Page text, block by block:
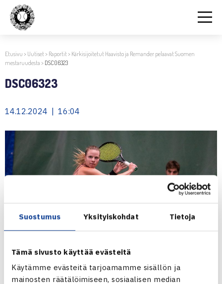
Suostumus Yksityiskohdat Tietoja
Tämä sivusto käyttää evästeitä
Käytämme evästeitä tarjoamamme sisällön ja
mainosten räätälöimiseen, sosiaalisen median
Etusivu > Uutiset> Raportit> Kärkisijoitetut Haavisto ja Remander pelaavat Suomen
mestaruudesta > DSC06323
DSC06323
14.12.2024 | 16:04